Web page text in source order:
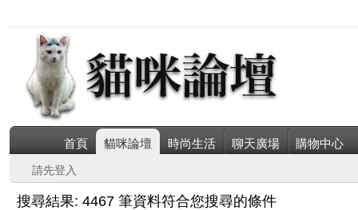
首頁 貓咪論壇 時尚生活 聊天廣場 購物中心
請先登入
搜尋結果: 4467 筆資料符合您搜尋的條件